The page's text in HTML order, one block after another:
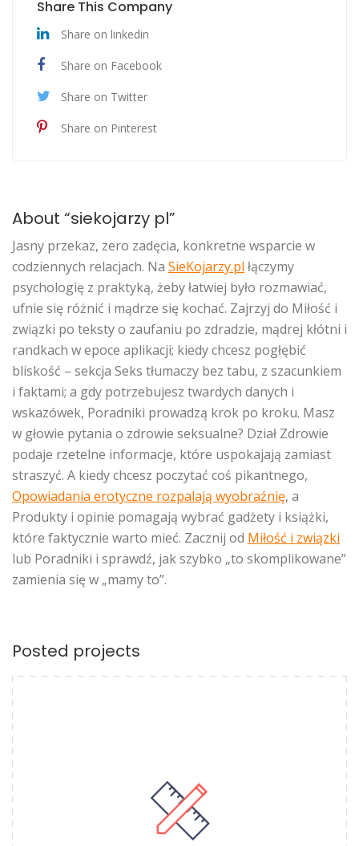
Share This Company
Share on linkedin
Share on Facebook
Share on Twitter
Share on Pinterest
About “siekojarzy pl”
Jasny przekaz, zero zadęcia, konkretne wsparcie w
codziennych relacjach. Na SieKojarzy.pl łączymy
psychologię z praktyką, żeby łatwiej było rozmawiać,
ufnie się różnić i mądrze się kochać. Zajrzyj do Miłość i
związki po teksty o zaufaniu po zdradzie, mądrej kłótni i
randkach w epoce aplikacji; kiedy chcesz pogłębić
bliskość – sekcja Seks tłumaczy bez tabu, z szacunkiem
i faktami; a gdy potrzebujesz twardych danych i
wskazówek, Poradniki prowadzą krok po kroku. Masz
w głowie pytania o zdrowie seksualne? Dział Zdrowie
podaje rzetelne informacje, które uspokajają zamiast
straszyć. A kiedy chcesz poczytać coś pikantnego,
Opowiadania erotyczne rozpalają wyobraźnię, a
Produkty i opinie pomagają wybrać gadżety i książki,
które faktycznie warto mieć. Zacznij od Miłość i związki
lub Poradniki i sprawdź, jak szybko „to skomplikowane”
zamienia się w „mamy to”.
Posted projects